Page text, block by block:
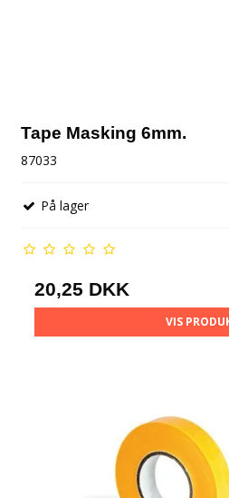
Tape Masking 6mm.
87033
På lager
20,25 DKK
VIS